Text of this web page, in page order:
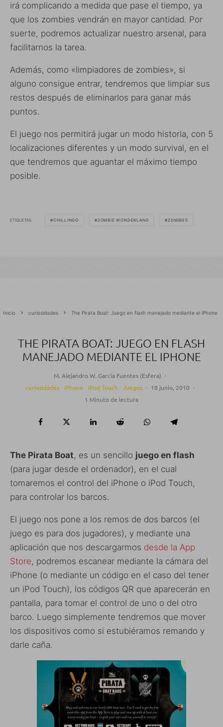
irá complicando a medida que pase el tiempo, ya
que los zombies vendrán en mayor cantidad. Por
suerte, podremos actualizar nuestro arsenal, para
facilitarnos la tarea.
Además, como «limpiadores de zombies», si
alguno consigue entrar, tendremos que limpiar sus
restos después de eliminarlos para ganar más
puntos.
El juego nos permitirá jugar un modo historia, con 5
localizaciones diferentes y un modo survival, en el
que tendremos que aguantar el máximo tiempo
posible.
ETIQUETAS CHILLINGO ZOMBIE WONDERLAND ZOMBIES
Inicio curiosidades The Pirata Boat: Juego en flash manejado mediante el iPhone
THE PIRATA BOAT: JUEGO EN FLASH
MANEJADO MEDIANTE EL IPHONE
M. Alejandro W. García Fuentes (Esfera) ·
curiosidades
iPhone iPod Touch Juegos · 18 junio, 2010 ·
1 Minuto de lectura
The Pirata Boat, es un sencillo juego en flash
(para jugar desde el ordenador), en el cual
tomaremos el control del iPhone o iPod Touch,
para controlar los barcos.
El juego nos pone a los remos de dos barcos (el
juego es para dos jugadores), y mediante una
aplicación que nos descargarmos desde la App
Store, podremos escanear mediante la cámara del
iPhone (o mediante un código en el caso del tener
un iPod Touch), los códigos QR que aparecerán en
pantalla, para tomar el control de uno o del otro
barco. Luego simplemente tendremos que mover
los dispositivos como si estubiéramos remando y
darle caña.